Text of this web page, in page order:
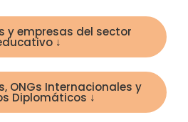
y empresas del sector
↓
ONGs Internacionales y
Diplomáticos ↓